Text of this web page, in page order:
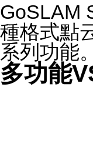
GoSLAM
種格式點
系列功能。
多功能